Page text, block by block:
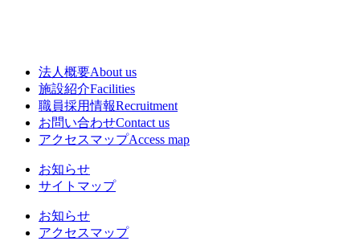
法人概要About us
施設紹介Facilities
職員採用情報Recruitment
お問い合わせContact us
アクセスマップAccess map
お知らせ
サイトマップ
お知らせ
アクセスマップ